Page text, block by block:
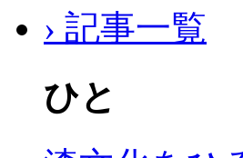
› 記事一覧
ひと